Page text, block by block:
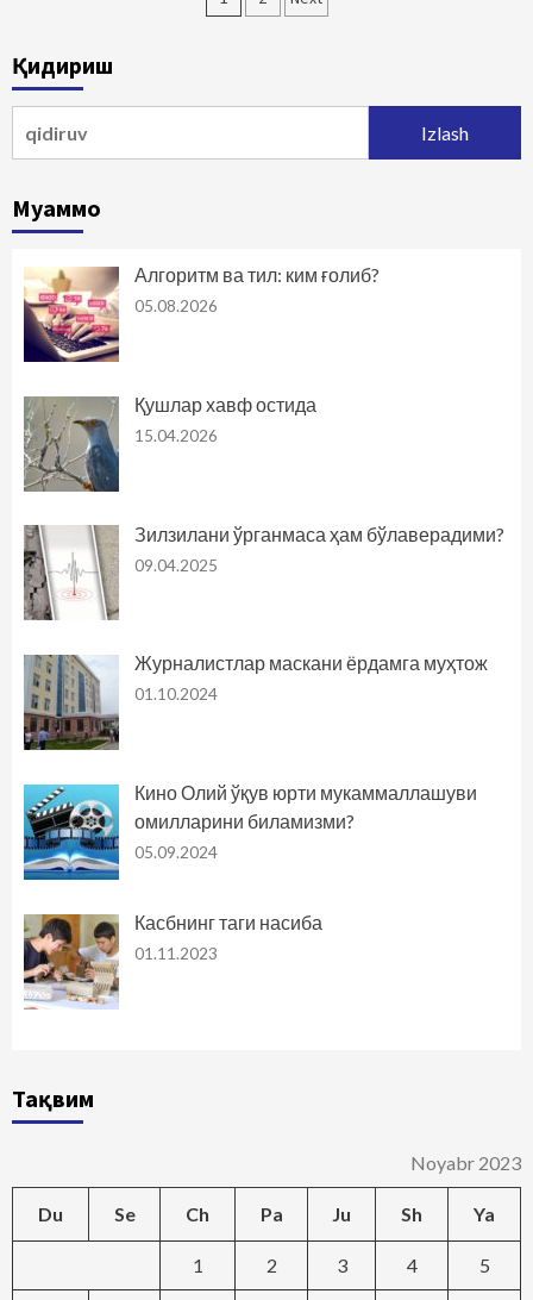
Қидириш
Муаммо
Алгоритм ва тил: ким ғолиб?
05.08.2026
Қушлар хавф остида
15.04.2026
Зилзилани ўрганмаса ҳам бўлаверадими?
09.04.2025
Журналистлар маскани ёрдамга муҳтож
01.10.2024
Кино Олий ўқув юрти мукаммаллашуви
омилларини биламизми?
05.09.2024
Касбнинг таги насиба
01.11.2023
Тақвим
Noyabr 2023
Du Se Ch Pa Ju Sh Ya
1 2 3 4 5